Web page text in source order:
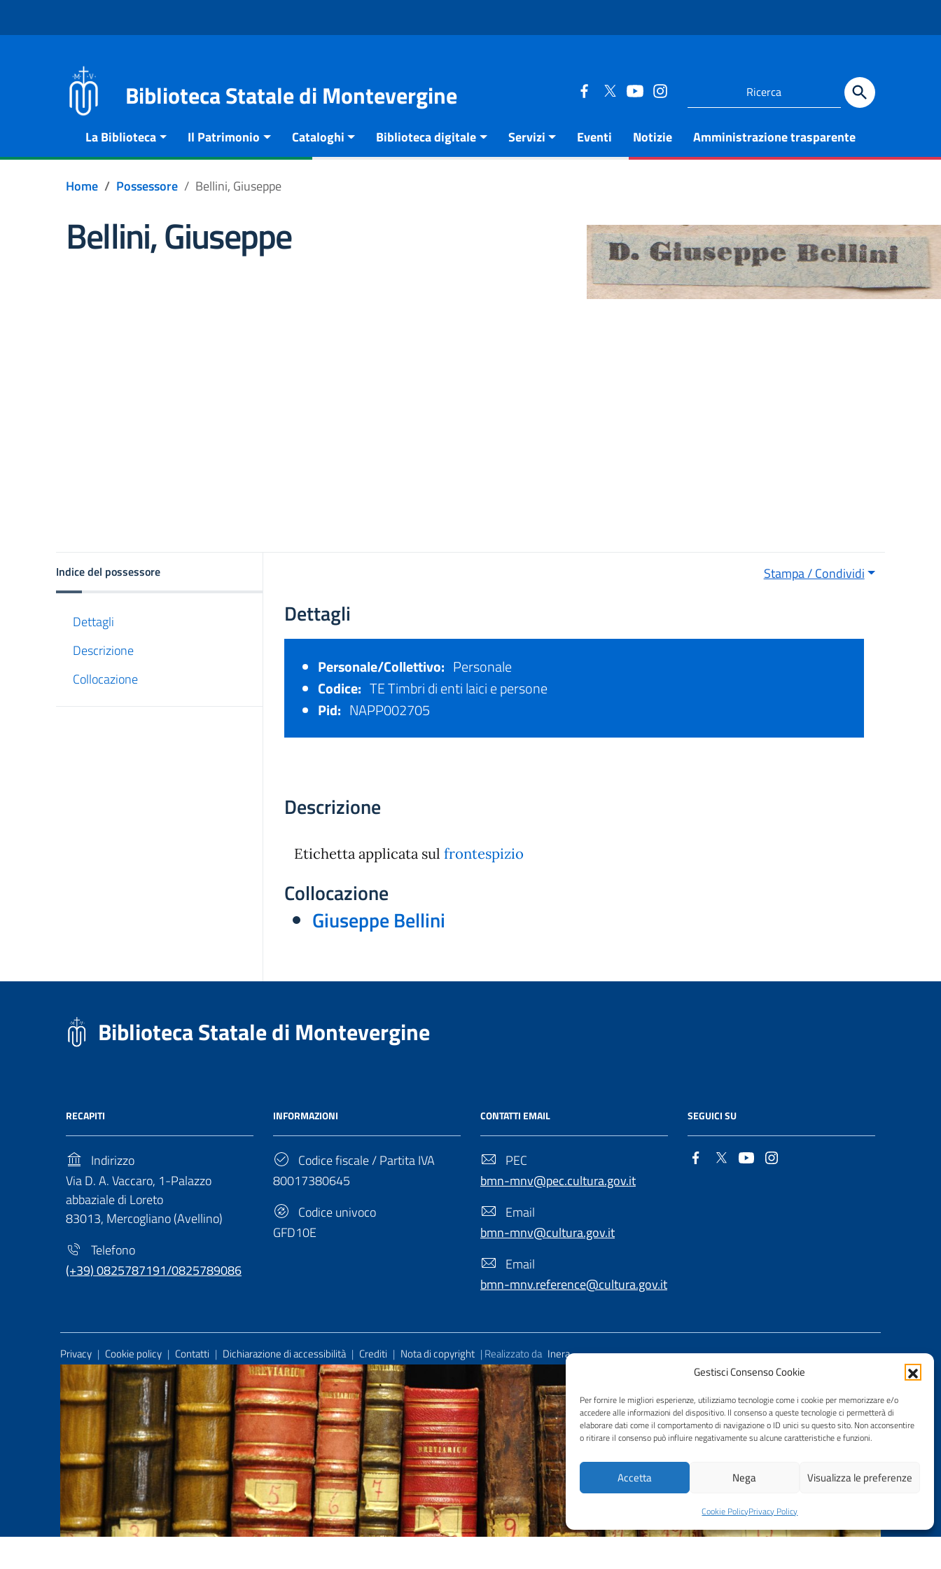
Gestisci Consenso Cookie
Per fornire le migliori esperienze, utilizziamo tecnologie come i cookie per memorizzare e/o
accedere alle informazioni del dispositivo. Il consenso a queste tecnologie ci permetterà di
elaborare dati come il comportamento di navigazione o ID unici su questo sito. Non acconsentire
o ritirare il consenso può influire negativamente su alcune caratteristiche e funzioni.
Accetta Nega Visualizza le preferenze
Cookie PolicyPrivacy Policy
Biblioteca Statale di Montevergine
La Biblioteca Il Patrimonio Cataloghi Biblioteca digitale Servizi Eventi Notizie Amministrazione trasparente
Home Possessore Bellini, Giuseppe
Bellini, Giuseppe
Indice del possessore
Dettagli
Descrizione
Collocazione
Stampa / Condividi
Dettagli
Personale/Collettivo: Personale
Codice: TE Timbri di enti laici e persone
Pid: NAPP002705
Descrizione
Etichetta applicata sul frontespizio
Collocazione
Giuseppe Bellini
Biblioteca Statale di Montevergine
RECAPITI
Indirizzo
Via D. A. Vaccaro, 1-Palazzo
abbaziale di Loreto
83013, Mercogliano (Avellino)
Telefono
(+39) 0825787191/0825789086
INFORMAZIONI
Codice fiscale / Partita IVA
80017380645
Codice univoco
GFD10E
CONTATTI EMAIL
PEC
bmn-mnv@pec.cultura.gov.it
Email
bmn-mnv@cultura.gov.it
Email
bmn-mnv.reference@cultura.gov.it
SEGUICI SU
Useful Links Section
Privacy | Cookie policy | Contatti | Dichiarazione di accessibilità | Crediti | Nota di copyright | Realizzato da Inera